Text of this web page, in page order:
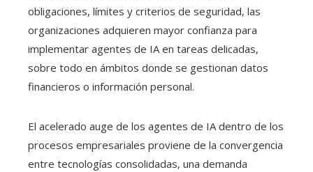
obligaciones, límites y criterios de seguridad, las
organizaciones adquieren mayor confianza para
implementar agentes de IA en tareas delicadas,
sobre todo en ámbitos donde se gestionan datos
financieros o información personal.
El acelerado auge de los agentes de IA dentro de los
procesos empresariales proviene de la convergencia
entre tecnologías consolidadas, una demanda